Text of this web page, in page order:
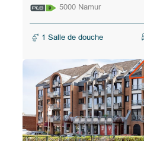
5000 Namur
1 Salle de douche